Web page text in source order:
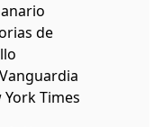
de
York Times